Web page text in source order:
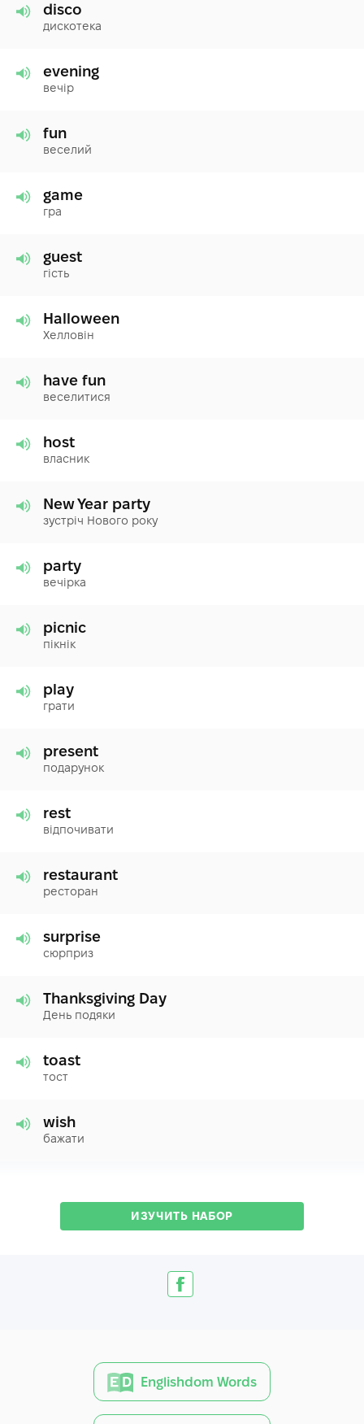
disco
дискотека
evening
вечір
fun
веселий
game
гра
guest
гість
Halloween
Хелловін
have fun
веселитися
host
власник
New Year party
зустріч Нового року
party
вечірка
picnic
пікнік
play
грати
present
подарунок
rest
відпочивати
restaurant
ресторан
surprise
сюрприз
Thanksgiving Day
День подяки
toast
тост
wish
бажати
ИЗУЧИТЬ НАБОР
Englishdom Words